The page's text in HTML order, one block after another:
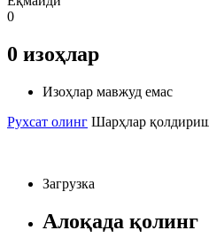
0
0 изоҳлар
Изоҳлар мавжуд емас
Рухсат олинг Шарҳлар
Загрузка
Алоқада қолинг